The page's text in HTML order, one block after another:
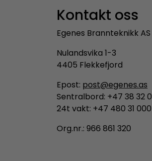
Kontakt oss
Egenes Brannteknikk AS
Nulandsvika 1-3
4405 Flekkefjord
Epost: post@egenes.as
Sentralbord: +47 38 32
24t vakt: +47 480 31 000
Org.nr.: 966 861 320